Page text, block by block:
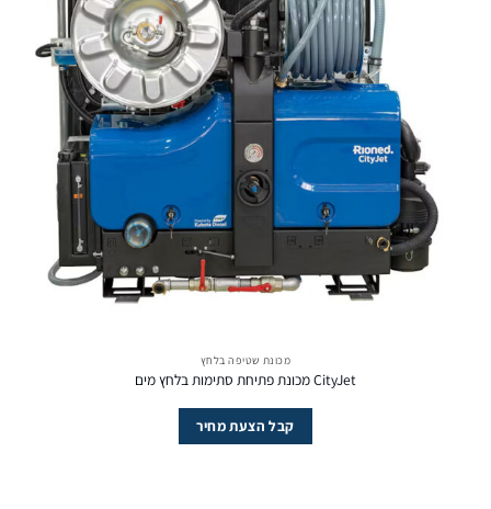
מכונת שטיפה בלחץ
CityJet מכונת פתיחת סתימות בלחץ מים
קבל הצעת מחיר